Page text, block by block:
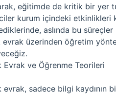
eğitimde de kritik bir yer
kurum içindeki etkinlikleri
aslında bu süreçler
evrak üzerinden öğretim
Evrak ve Öğrenme Teorileri
evrak, sadece bilgi kaydının